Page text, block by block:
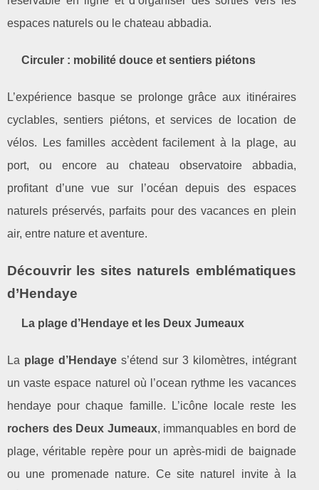
espaces naturels ou le chateau abbadia.
Circuler : mobilité douce et sentiers piétons
L’expérience basque se prolonge grâce aux itinéraires
cyclables, sentiers piétons, et services de location de
vélos. Les familles accèdent facilement à la plage, au
port, ou encore au chateau observatoire abbadia,
profitant d’une vue sur l’océan depuis des espaces
naturels préservés, parfaits pour des vacances en plein
air, entre nature et aventure.
Découvrir les sites naturels emblématiques
d’Hendaye
La plage d’Hendaye et les Deux Jumeaux
La plage d’Hendayes’étend sur 3 kilomètres, intégrant
un vaste espace naturel où l’ocean rythme les vacances
hendaye pour chaque famille. L’icône locale reste les
rochers des Deux Jumeaux, immanquables en bord de
plage, véritable repère pour un après-midi de baignade
ou une promenade nature. Ce site naturel invite à la